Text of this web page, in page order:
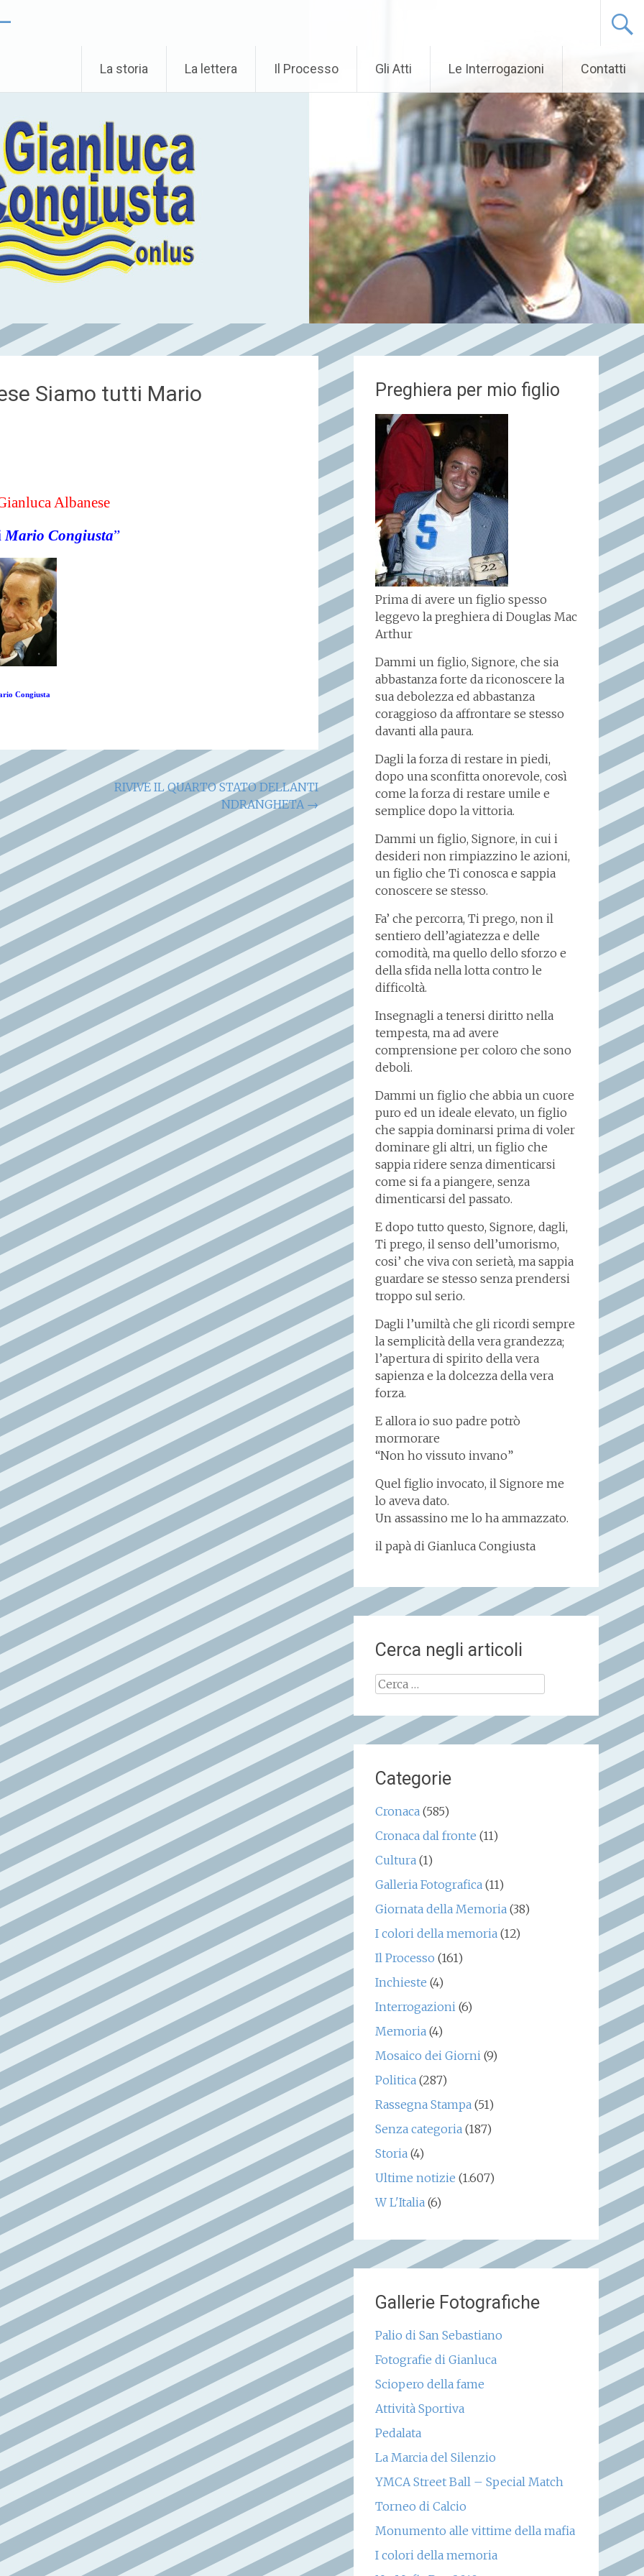
La storia La lettera Il Processo Gli Atti Le Interrogazioni Contatti
Siamo tutti Mario
Albanese
Mario Congiusta”
Congiusta
RIVIVE IL QUARTO STATO DELLANTI
NDRANGHETA →
Preghiera per mio figlio
Prima di avere un figlio spesso
leggevo la preghiera di Douglas Mac
Arthur
Dammi un figlio, Signore, che sia
abbastanza forte da riconoscere la
sua debolezza ed abbastanza
coraggioso da affrontare se stesso
davanti alla paura.
Dagli la forza di restare in piedi,
dopo una sconfitta onorevole, così
come la forza di restare umile e
semplice dopo la vittoria.
Dammi un figlio, Signore, in cui i
desideri non rimpiazzino le azioni,
un figlio che Ti conosca e sappia
conoscere se stesso.
Fa’ che percorra, Ti prego, non il
sentiero dell’agiatezza e delle
comodità, ma quello dello sforzo e
della sfida nella lotta contro le
difficoltà.
Insegnagli a tenersi diritto nella
tempesta, ma ad avere
comprensione per coloro che sono
deboli.
Dammi un figlio che abbia un cuore
puro ed un ideale elevato, un figlio
che sappia dominarsi prima di voler
dominare gli altri, un figlio che
sappia ridere senza dimenticarsi
come si fa a piangere, senza
dimenticarsi del passato.
E dopo tutto questo, Signore, dagli,
Ti prego, il senso dell’umorismo,
cosi’ che viva con serietà, ma sappia
guardare se stesso senza prendersi
troppo sul serio.
Dagli l’umiltà che gli ricordi sempre
la semplicità della vera grandezza;
l’apertura di spirito della vera
sapienza e la dolcezza della vera
forza.
E allora io suo padre potrò
mormorare
“Non ho vissuto invano”
Quel figlio invocato, il Signore me
lo aveva dato.
Un assassino me lo ha ammazzato.
il papà di Gianluca Congiusta
Cerca negli articoli
Ricerca
Categorie
Cronaca(585)
Cronaca dal fronte (11)
Cultura(1)
Galleria Fotografica(11)
Giornata della Memoria(38)
I colori della memoria(12)
Il Processo (161)
Inchieste (4)
Interrogazioni(6)
Memoria(4)
Mosaico dei Giorni(9)
Politica(287)
Rassegna Stampa(51)
Senza categoria(187)
Storia(4)
Ultime notizie (1.607)
W L'Italia(6)
Gallerie Fotografiche
Palio di San Sebastiano
Fotografie di Gianluca
Sciopero della fame
Attività Sportiva
Pedalata
La Marcia del Silenzio
YMCA Street Ball – Special Match
Torneo di Calcio
Monumento alle vittime della mafia
I colori della memoria